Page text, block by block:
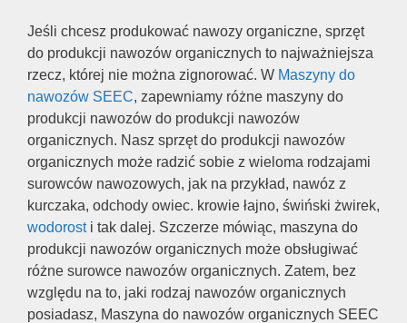
Jeśli chcesz produkować nawozy organiczne, sprzęt
do produkcji nawozów organicznych to najważniejsza
rzecz, której nie można zignorować. W Maszyny do
nawozów SEEC, zapewniamy różne maszyny do
produkcji nawozów do produkcji nawozów
organicznych. Nasz sprzęt do produkcji nawozów
organicznych może radzić sobie z wieloma rodzajami
surowców nawozowych, jak na przykład, nawóz z
kurczaka, odchody owiec. krowie łajno, świński żwirek,
wodorosti tak dalej. Szczerze mówiąc, maszyna do
produkcji nawozów organicznych może obsługiwać
różne surowce nawozów organicznych. Zatem, bez
względu na to, jaki rodzaj nawozów organicznych
posiadasz, Maszyna do nawozów organicznych SEEC